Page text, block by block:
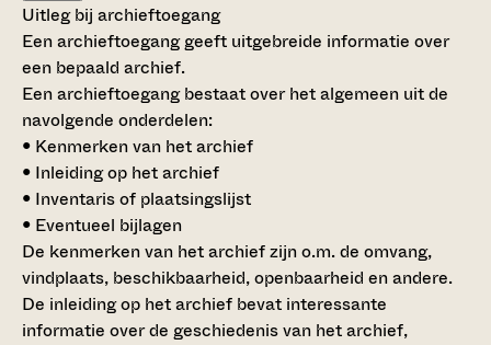
Uitleg bij archieftoegang
Een archieftoegang geeft uitgebreide informatie over
een bepaald archief.
Een archieftoegang bestaat over het algemeen uit de
navolgende onderdelen:
• Kenmerken van het archief
• Inleiding op het archief
• Inventaris of plaatsingslijst
• Eventueel bijlagen
De kenmerken van het archief zijn o.m. de omvang,
vindplaats, beschikbaarheid, openbaarheid en andere.
De inleiding op het archief bevat interessante
informatie over de geschiedenis van het archief,